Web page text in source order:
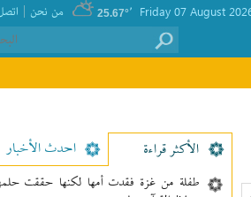
| من نحن 25.67°
الأکثر قراءة احدث الأخبار
طفلة من غزة فقدت أمها لكنها حققت